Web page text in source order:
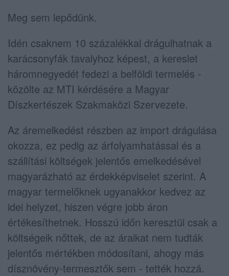
Meg sem lepődünk.
Idén csaknem 10 százalékkal drágulhatnak a
karácsonyfák tavalyhoz képest, a kereslet
háromnegyedét fedezi a belföldi termelés -
közölte az MTI kérdésére a Magyar
Díszkertészek Szakmaközi Szervezete.
Az áremelkedést részben az import drágulása
okozza, ez pedig az árfolyamhatással és a
szállítási költségek jelentős emelkedésével
magyarázható az érdekképviselet szerint. A
magyar termelőknek ugyanakkor kedvez az
idei helyzet, hiszen végre jobb áron
értékesíthetnek. Hosszú időn keresztül csak a
költségeik nőttek, de az áraikat nem tudták
jelentős mértékben módosítani, ahogy más
dísznövény-termesztők sem - tették hozzá.